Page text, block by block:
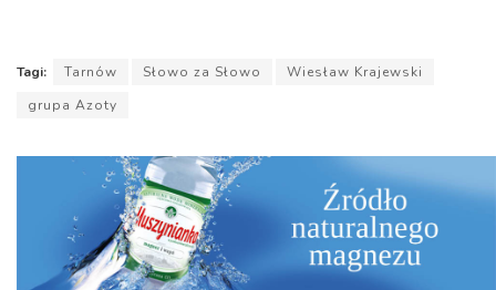
Tagi: Tarnów Słowo za Słowo
Wiesław Krajewski
grupa Azoty